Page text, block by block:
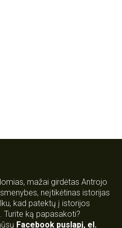
mažai girdėtas Antrojo
neįtikėtinas istorijas
kad patektų į istorijos
Turite ką papasakoti?
Facebook puslapį, el.